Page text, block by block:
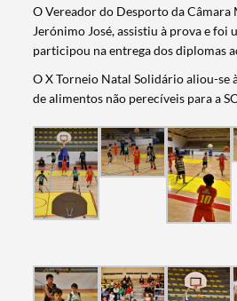
O Vereador do Desporto da Câmara
Jerónimo José, assistiu à prova e foi
participou na entrega dos diplomas
O X Torneio Natal Solidário aliou-se
de alimentos não perecíveis para a